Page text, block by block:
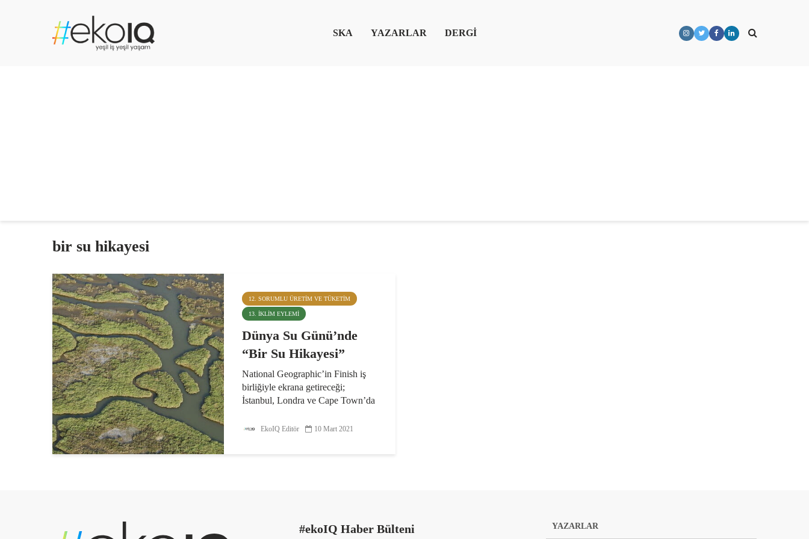
SKA YAZARLAR DERGİ
bir su hikayesi
12. SORUMLU ÜRETIM VE TÜKETIM
13. İKLIM EYLEMI
Dünya Su Günü’nde
“Bir Su Hikayesi”
National Geographic’in Finish iş
birliğiyle ekrana getireceği;
İstanbul, Londra ve Cape Town’da
alacağı öngörülen su kıtlığını konu
EkoIQ Editör 10 Mart 2021
#ekoIQ Haber Bülteni YAZARLAR